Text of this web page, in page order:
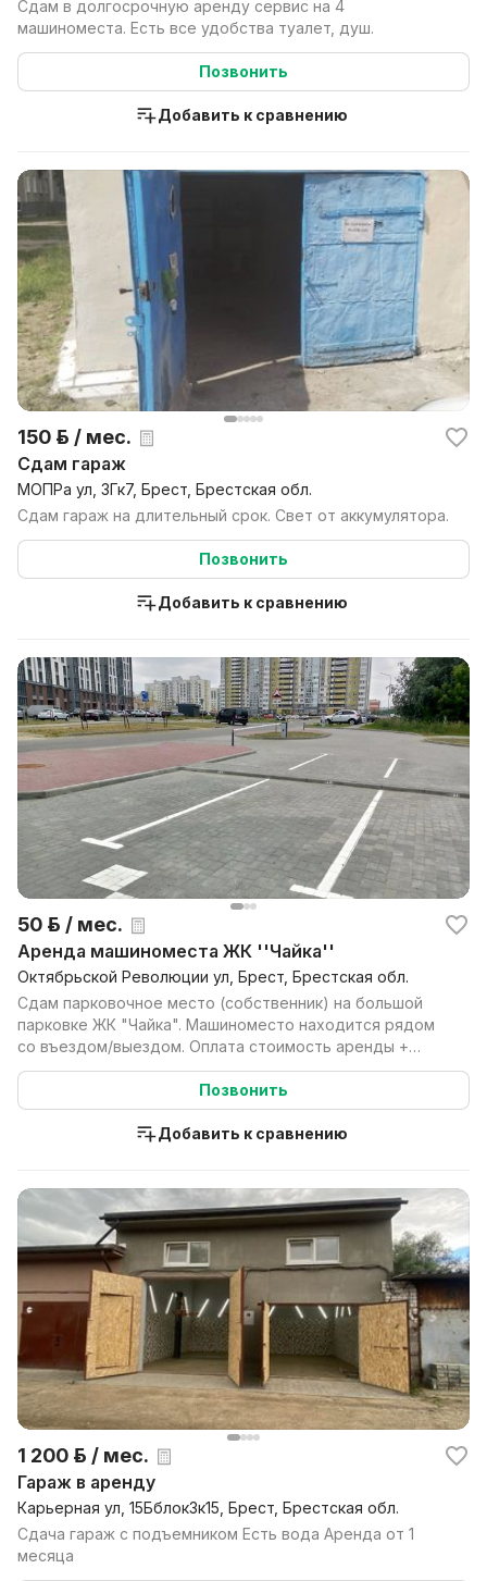
Сдам в долгосрочную аренду сервис на 4
машиноместа. Есть все удобства туалет, душ.
Позвонить
Добавить к сравнению
150 р. / мес.
Сдам гараж
МОПРа ул, 3Гк7, Брест, Брестская обл.
Сдам гараж на длительный срок. Свет от аккумулятора.
Позвонить
Добавить к сравнению
50 р. / мес.
Аренда машиноместа ЖК ''Чайка''
Октябрьской Революции ул, Брест, Брестская обл.
Сдам парковочное место (собственник) на большой
парковке ЖК "Чайка". Машиноместо находится рядом
со въездом/выездом. Оплата стоимость аренды +
коммуна...
Позвонить
Добавить к сравнению
1 200 р. / мес.
Гараж в аренду
Карьерная ул, 15Бблок3к15, Брест, Брестская обл.
Сдача гараж с подъемником Есть вода Аренда от 1
месяца